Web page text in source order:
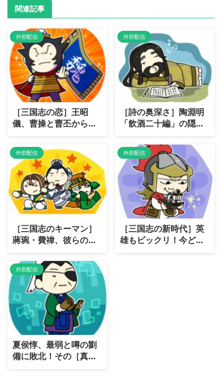
関連記事
外部配信
［三国志の恋］王昭
儀、曹操と曹丕からの
特別な愛
外部配信
［詩の奥深さ］陶淵明
「飲酒二十編」の隠さ
れた魅力
外部配信
［三国志のキーマン］
蔣琬・費禕、彼らの影
響力とは？
外部配信
［三国志の新時代］英
雄もビックリ！今どき
の三国志とは？
外部配信
夏侯惇、最弱と噂の劉
備に敗北！その［真
相］とは？